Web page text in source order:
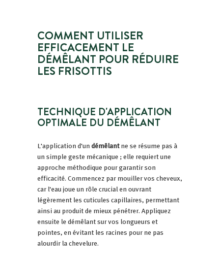
COMMENT UTILISER
EFFICACEMENT LE
DÉMÊLANT POUR RÉDUIRE
LES FRISOTTIS
TECHNIQUE D'APPLICATION
OPTIMALE DU DÉMÊLANT
L'application d'undémêlantne se résume pas à
un simple geste mécanique ; elle requiert une
approche méthodique pour garantir son
efficacité. Commencez par mouiller vos cheveux,
car l'eau joue un rôle crucial en ouvrant
légèrement les cuticules capillaires, permettant
ainsi au produit de mieux pénétrer. Appliquez
ensuite le démêlant sur vos longueurs et
pointes, en évitant les racines pour ne pas
alourdir la chevelure.